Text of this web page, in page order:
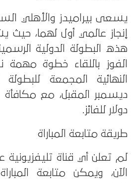
يسعى بيراميدز والأهلي
إنجاز عالمي أول لهما،
هذه البطولة الدولية
الفوز باللقاء خطوة مهمة
النهائية المجمعة
ديسمبر المقبل، مع مكافأة
دولار للفائز.
طريقة متابعة المباراة
لم تعلن أي قناة
الآن، ويمكن متابعة